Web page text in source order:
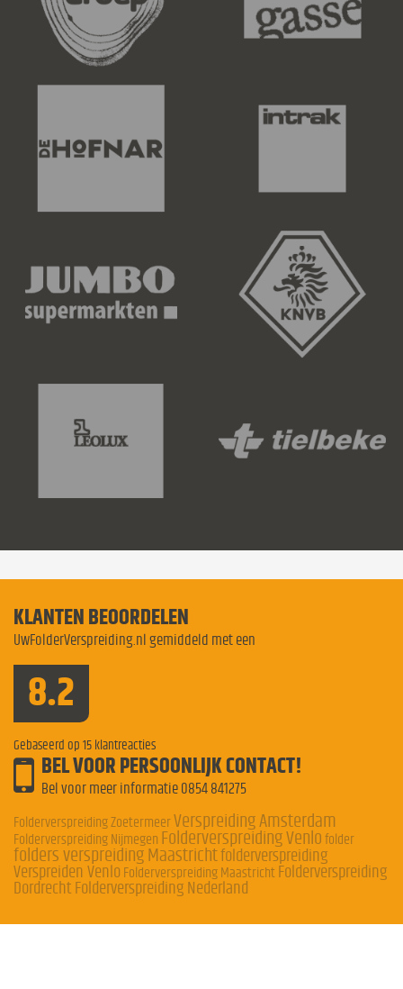
KLANTEN BEOORDELEN
UwFolderVerspreiding.nl gemiddeld met een
8.2
Gebaseerd op 15 klantreacties
BEL VOOR PERSOONLIJK CONTACT!
Bel voor meer informatie 0854 841275
Folderverspreiding ZoetermeerVerspreiding Amsterdam
Folderverspreiding Nijmegen Folderverspreiding Venlo folder
folders verspreiding Maastrichtfolderverspreiding
Verspreiden Venlo Folderverspreiding Maastricht Folderverspreiding
Dordrecht Folderverspreiding Nederland